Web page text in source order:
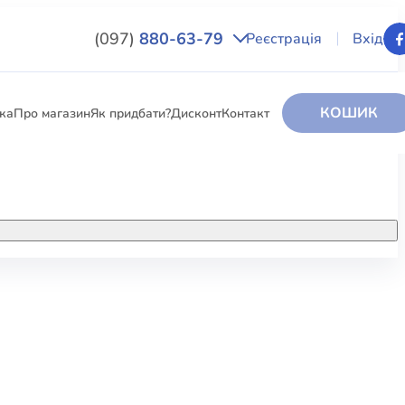
(097) 880-63-79 Реєстрація Вхід
Про магазинЯк придбати?ДисконтКонтакт КОШИК